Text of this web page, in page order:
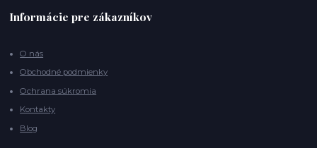
Informácie pre zákazníkov
O nás
Obchodné podmienky
Ochrana súkromia
Kontakty
Blog